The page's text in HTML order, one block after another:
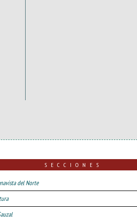
SECCIONES
del Norte